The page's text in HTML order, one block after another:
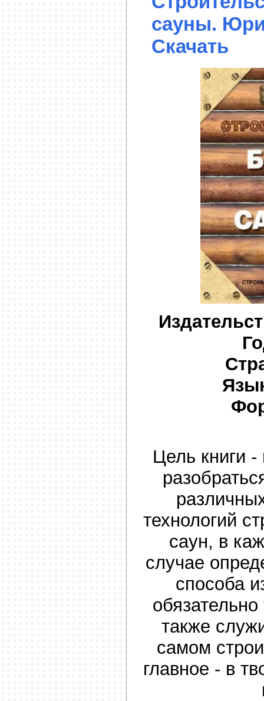
сауны.
Скачать
Цель книги
технологий
саун, в
случае
способа
также
самом
главное - в